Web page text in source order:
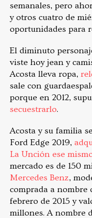
semanales, pero
y otros cuatro de
oportunidades para
El diminuto
viste hoy jean y
Acosta lleva ropa,
sale con
porque en 2012,
secuestrarlo.
Acosta y su familia
Ford Edge 2019,
La Unción ese
mercado es de 150
Mercedes Benz,
comprada a nombre
febrero de 2015 y
millones. A nombre